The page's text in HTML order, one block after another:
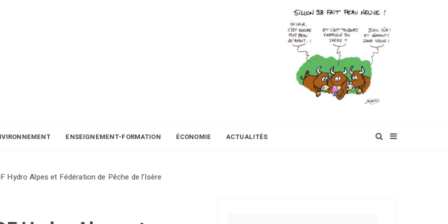
ENSEIGNEMENT-FORMATION ÉCONOMIE ACTUALITÉS
Hydro Alpes et Fédération de Pêche de l’Isère